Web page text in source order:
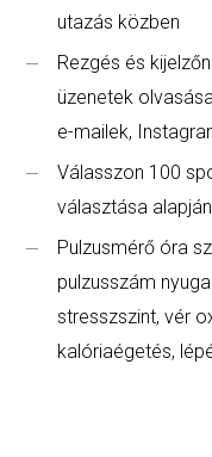
utazás közben
Rezgés és
üzenetek
e-mailek,
Válasszon 100
választása alapján
Pulzusmérő óra
pulzusszám
stresszszint, vér
kalóriaégetés,